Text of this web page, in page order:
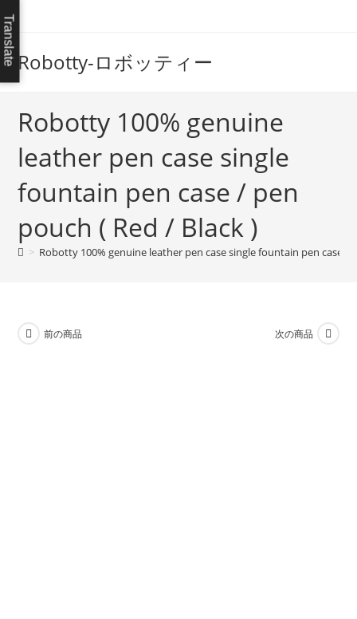
ン
テ
ン
ツ
Robotty-ロボッティー
Robotty 100% genuine
leather pen case single
fountain pen case / pen
pouch ( Red / Black )
> Robotty 100% genuine leather pen case single fountain pen case /
前の商品 次の商品
Translate